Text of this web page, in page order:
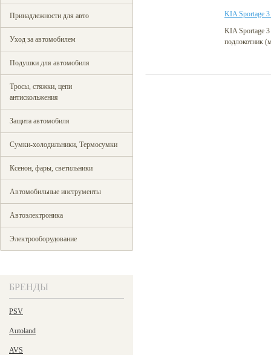
Принадлежности для авто
Уход за автомобилем
Подушки для автомобиля
Тросы, стяжки, цепи
антискольжения
Защита автомобиля
Сумки-холодильники, Термосумки
Ксенон, фары, светильники
Автомобильные инструменты
Автоэлектроника
Электрооборудование
БРЕНДЫ
PSV
Autoland
AVS
KIA Sportage
KIA Sportage 3
подлокотник